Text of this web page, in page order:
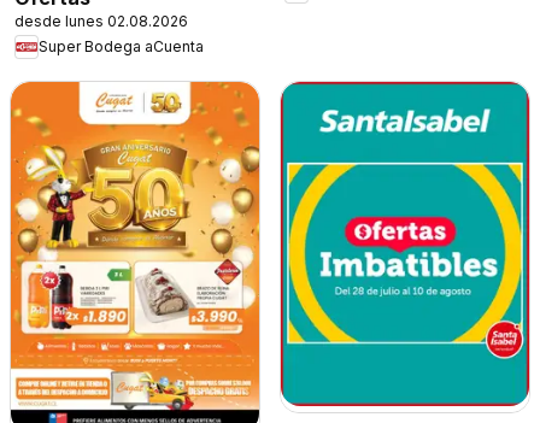
desde lunes 02.08.2026
Super Bodega aCuenta